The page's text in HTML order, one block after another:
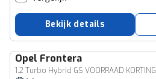
Bekijk details
Opel Frontera
1.2 Turbo Hybrid GS VOORRAAD KORTING